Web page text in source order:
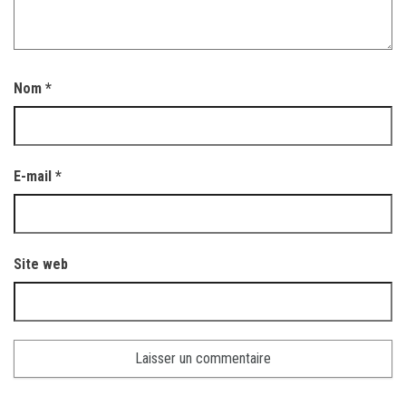
Nom *
E-mail *
Site web